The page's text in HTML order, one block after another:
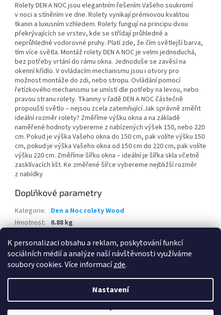
K personalizaci obsahu a reklam, poskytování funkcí
sociálních médií a analýze naší návštěvnosti využíváme
soubory cookies. Více informacízde.
Nastavení
Rolety DEN A NOC jsou elegantním řešením Vašeho soukromí
v noci a stíněním ve dne. Rolety vynikají prémiovou kvalitou
tkanin a luxusním vzhledem. Rolety fungují na principu dvou
překrývajících se vrstev, kde se střídají průhledné a
neprůhledné vodorovné pruhy. Platí zde, že čím světlejší barva,
tím více světla. Montáž rolety DEN A NOC je velmi jednoduchá,
bez potřeby vrtání do rámu okna. Jednoduše se zavěsí na
okenní křídlo. V ovládacím mechanismu jsou i otvory pro
možnost montáže do zdi, nebo stropu. Ovládání pomocí
řetízkového mechanismu se umístí dle potřeby na levou, nebo
pravou stranu rolety. Tkaniny v řadě DEN A NOC částečně
propouští světlo – nejsou zcela zatemňující.Jak správně změřit
ideální rozměr rolety? Změříme výšku okna a na základě
naměřené hodnoty vybereme z nabízených výšek 150, nebo 220
cm. Pokud je výška Vašeho okna do 150 cm, pak volíte výšku 150
cm, pokud je výška Vašeho okna od 150 cm do 220 cm, pak volíte
výšku 220 cm. Změříme šířku okna – ideální je šířka skla včetně
zasklívacích lišt. Ke změřené šířce vybereme nejbližší rozměr
z nabídky
Doplňkové parametry
Kategorie: Den a Noc rolety Wood
Hmotnost: 0.88 kg
Copyright 2026Praktis.cz. Všechna práva vyhrazena.Upravit